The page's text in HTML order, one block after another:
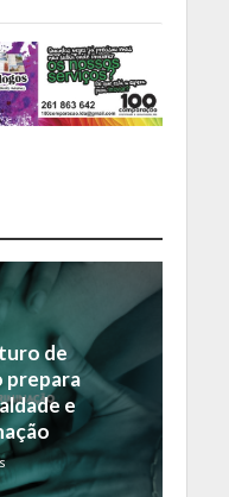
de
prepara
e